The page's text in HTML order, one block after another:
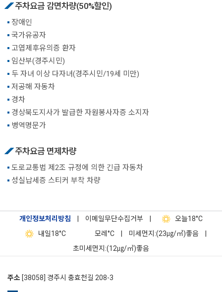
주차요금 감면차량(50%할인)
장애인
국가유공자
고엽제후유의증 환자
임산부(경주시민)
두 자녀 이상 다자녀(경주시민/19세 미만)
저공해 자동차
경차
경상북도지사가 발급한 자원봉사자증 소지자
병역명문가
주차요금 면제차량
도로교통법 제2조 규정에 의한 긴급 자동차
성실납세증 스티커 부착 차량
개인정보처리방침 이메일무단수집거부 오늘18°C
내일18°C 모레 °C 미세먼지:(23㎍/㎥)좋음
초미세먼지:(12㎍/㎥)좋음
주소 [38058] 경주시 충효천길 208-3